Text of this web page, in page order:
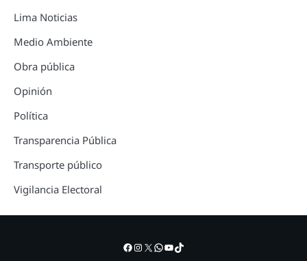
Lima Noticias
Medio Ambiente
Obra pública
Opinión
Política
Transparencia Pública
Transporte público
Vigilancia Electoral
Facebook
Instagram
X WhatsApp
YouTube
TikTok